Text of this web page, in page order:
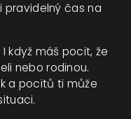
pravidelný čas na
když máš pocit, že
nebo rodinou.
a pocitů ti může